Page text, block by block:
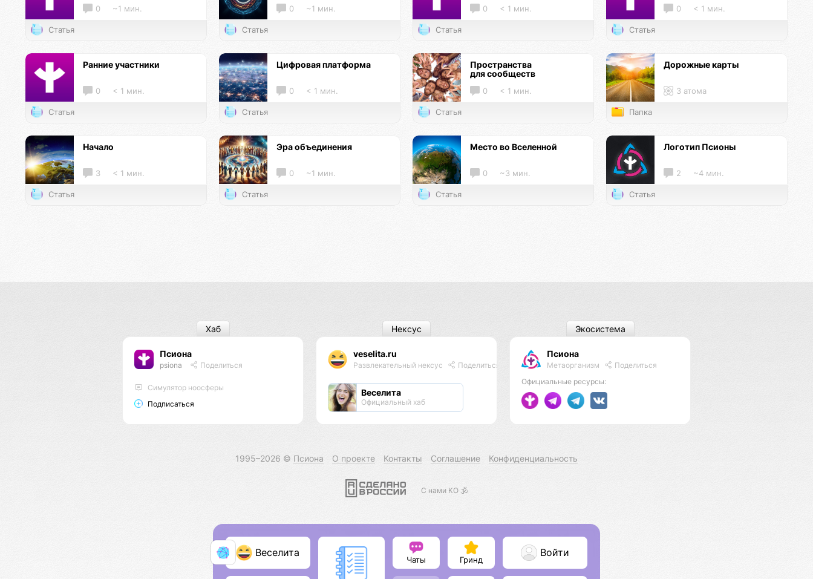
0 ~1 мин.
Статья
0 ~1 мин.
Статья
0 < 1 мин.
Статья
0 < 1 мин.
Статья
Ранние участники
0 < 1 мин.
Статья
Цифровая платформа
0 < 1 мин.
Статья
Пространства
для сообществ
0 < 1 мин.
Статья
Дорожные карты
3 атома
Папка
Начало
3 < 1 мин.
Статья
Эра объединения
0 ~1 мин.
Статья
Место во Вселенной
0 ~3 мин.
Статья
Логотип Псионы
2 ~4 мин.
Статья
Псиона
psiona Поделиться
Cимулятор ноосферы
Подписаться
Хаб
veselita.ru
Развлекательный нексус Поделиться
Веселита
Официальный хаб
Нексус
Псиона
Метаорганизм
Поделиться
Официальные ресурсы:
Экосистема
1995–2026 © Псиона О проекте Контакты Соглашение Конфиденциальность
С нами КО 🕉️
Веселита
Чаты Гринд
Войти